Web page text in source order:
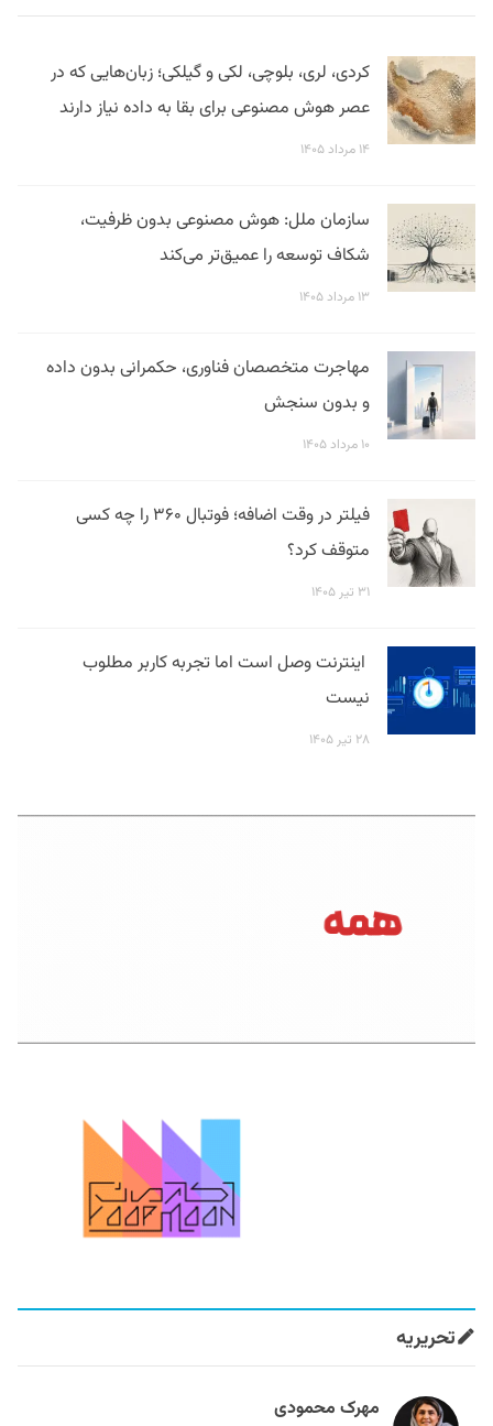
کردی، لری، بلوچی، لکی و گیلکی؛ زبان‌هایی که در
عصر هوش مصنوعی برای بقا به داده نیاز دارند
۱۴ مرداد ۱۴۰۵
سازمان ملل: هوش مصنوعی بدون ظرفیت،
شکاف توسعه را عمیق‌تر می‌کند
۱۳ مرداد ۱۴۰۵
مهاجرت متخصصان فناوری، حکمرانی بدون داده
و بدون سنجش
۱۰ مرداد ۱۴۰۵
فیلتر در وقت اضافه؛ فوتبال ۳۶۰ را چه کسی
متوقف کرد؟
۳۱ تیر ۱۴۰۵
اینترنت وصل است اما تجربه کاربر مطلوب
نیست
۲۸ تیر ۱۴۰۵
تحریریه
مهرک محمودی